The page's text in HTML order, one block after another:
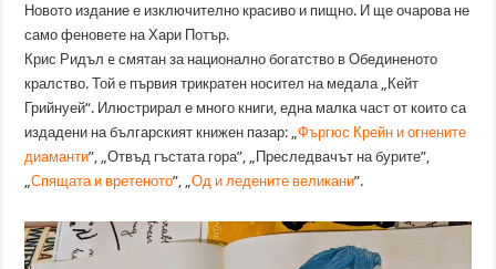
Новото издание е изключително красиво и пищно. И ще очарова не
само феновете на Хари Потър.
Крис Ридъл e смятан за национално богатство в Обединеното
кралство. Той е първия трикратен носител на медала „Кейт
Грийнуей“. Илюстрирал е много книги, една малка част от които са
издадени на българският книжен пазар: „Фъргюс Крейн и огнените
диаманти”, „Отвъд гъстата гора”, „Преследвачът на бурите”,
„Спящата и вретеното”, „Од и ледените великани”.